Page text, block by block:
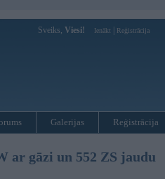
Sveiks, Viesi! Ienākt Reģistrācija
Galerijas Reģistrācija
ar gāzi un 552 ZS jaudu